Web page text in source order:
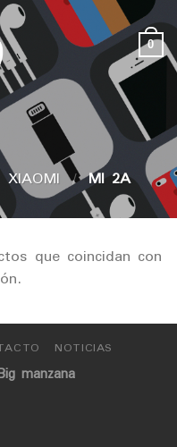
0
XIAOMI /MI 2A
que coincidan con
NOTICIAS
manzana